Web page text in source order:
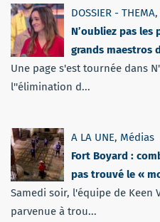
DOSSIER - THEMA,
N’oubliez pas
grands maestros
Une page s'est tournée dans
l''élimination d...
A LA UNE, Médias
Fort Boyard :
pas trouvé le «
Samedi soir, l'équipe de Keen
parvenue à trou...